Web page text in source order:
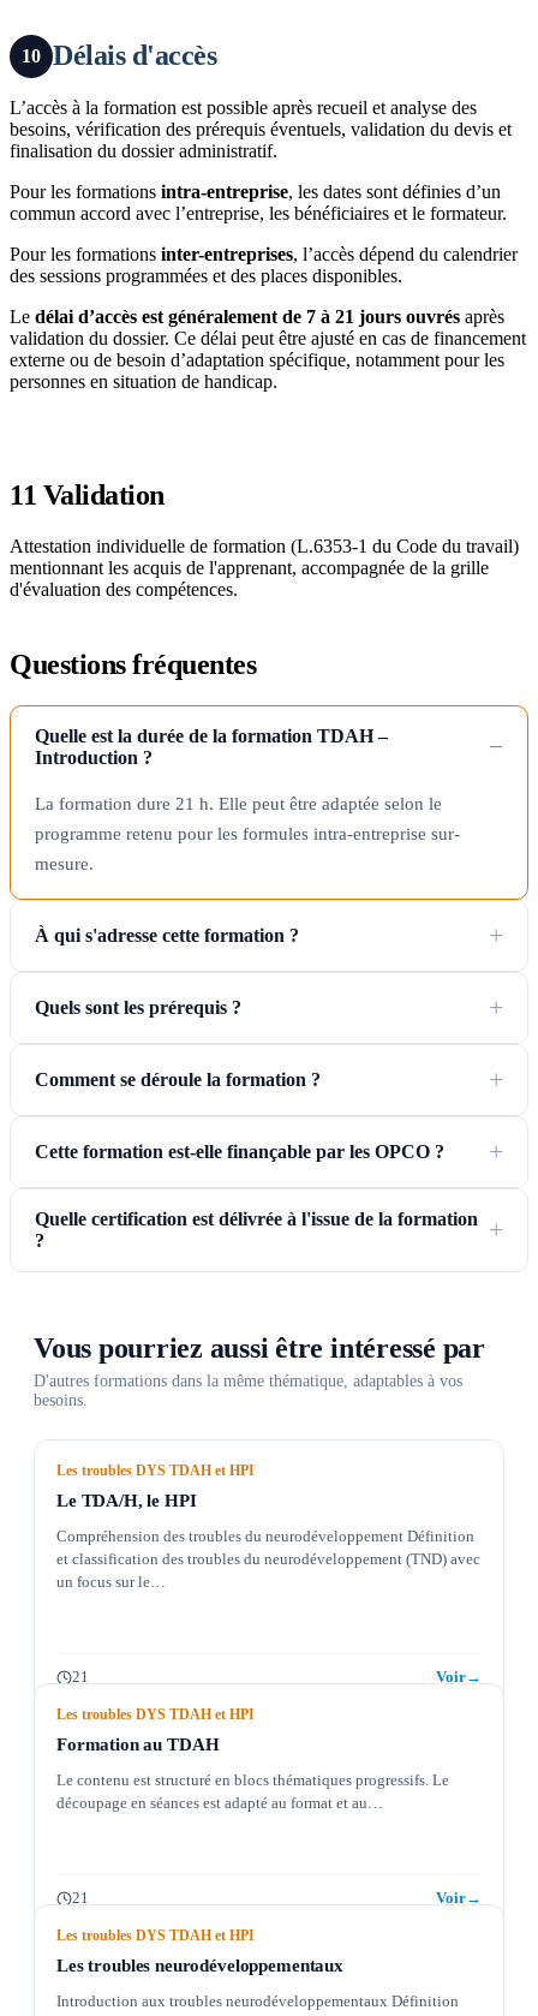
10 Délais d'accès
L’accès à la formation est possible après recueil et analyse des
besoins, vérification des prérequis éventuels, validation du devis et
finalisation du dossier administratif.
Pour les formations intra-entreprise, les dates sont définies d’un
commun accord avec l’entreprise, les bénéficiaires et le formateur.
Pour les formations inter-entreprises, l’accès dépend du calendrier
des sessions programmées et des places disponibles.
Le délai d’accès est généralement de 7 à 21 jours ouvrés après
validation du dossier. Ce délai peut être ajusté en cas de financement
externe ou de besoin d’adaptation spécifique, notamment pour les
personnes en situation de handicap.
11 Validation
Attestation individuelle de formation (L.6353-1 du Code du travail)
mentionnant les acquis de l'apprenant, accompagnée de la grille
d'évaluation des compétences.
Questions fréquentes
Quelle est la durée de la formation TDAH –
Introduction ?
La formation dure 21 h. Elle peut être adaptée selon le
programme retenu pour les formules intra-entreprise sur-
mesure.
À qui s'adresse cette formation ?
Quels sont les prérequis ?
Comment se déroule la formation ?
Cette formation est-elle finançable par les OPCO ?
Quelle certification est délivrée à l'issue de la formation
?
Vous pourriez aussi être intéressé par
D'autres formations dans la même thématique, adaptables à vos
besoins.
Les troubles DYS TDAH et HPI
Le TDA/H, le HPI
Compréhension des troubles du neurodéveloppement Définition
et classification des troubles du neurodéveloppement (TND) avec
un focus sur le…
21 Voir→
Les troubles DYS TDAH et HPI
Formation au TDAH
Le contenu est structuré en blocs thématiques progressifs. Le
découpage en séances est adapté au format et au…
21 Voir→
Les troubles DYS TDAH et HPI
Les troubles neurodéveloppementaux
Introduction aux troubles neurodéveloppementaux Définition